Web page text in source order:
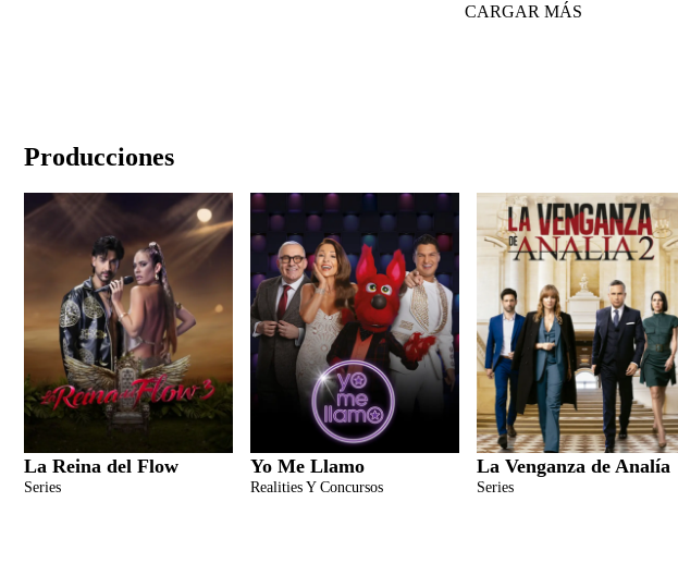
CARGAR MÁS
Producciones
La Reina del Flow
Series
Yo Me Llamo
Realities Y Concursos
La Venganza de Analía
Series